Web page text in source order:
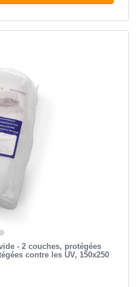
- 2 couches, protégées
contre les UV, 150x250